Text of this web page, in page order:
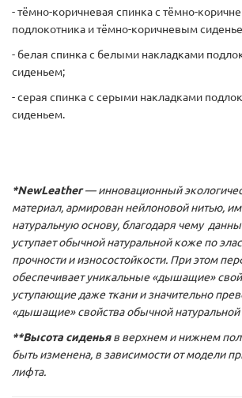
- тёмно-коричневая спинка с тёмно-
подлокотника и тёмно-коричневым
- белая спинка с белыми накладками
сиденьем;
- серая спинка с серыми накладками
сиденьем.
*NewLeather— инновационный
материал, армирован нейлоновой нитью,
натуральную основу, благодаря чему
уступает обычной натуральной коже по
прочности и износостойкости. При этом
обеспечивает уникальные «дышащие»
уступающие даже ткани и значительно
«дышащие» свойства обычной
**Высота сиденьяв верхнем и нижнем
быть изменена, в зависимости от модели
лифта.